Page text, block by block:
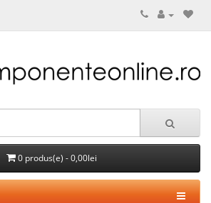
0 produs(e) - 0,00lei